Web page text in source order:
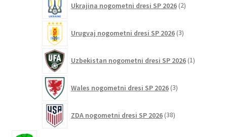
Ukrajina nogometni dresi SP 2026 2izdelka
Urugvaj nogometni dresi SP 2026 3izdelki
Uzbekistan nogometni dresi SP 2026 1izdelek
Wales nogometni dresi SP 2026 3izdelki
ZDA nogometni dresi SP 2026 38izdelkov